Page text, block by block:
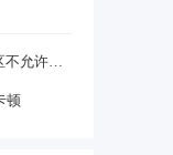
小区禁止业主养宠物合理吗 一小区不允许业主喂养猫咪和狗狗是怎么回事
顿